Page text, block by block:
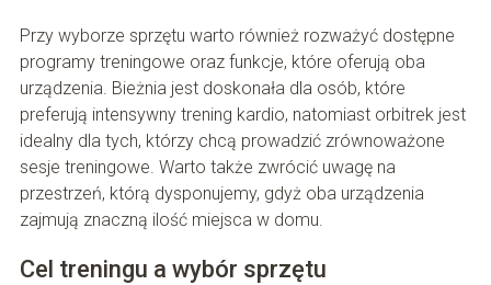
Przy wyborze sprzętu warto również rozważyć dostępne
programy treningowe oraz funkcje, które oferują oba
urządzenia. Bieżnia jest doskonała dla osób, które
preferują intensywny trening kardio, natomiast orbitrek jest
idealny dla tych, którzy chcą prowadzić zrównoważone
sesje treningowe. Warto także zwrócić uwagę na
przestrzeń, którą dysponujemy, gdyż oba urządzenia
zajmują znaczną ilość miejsca w domu.
Cel treningu a wybór sprzętu